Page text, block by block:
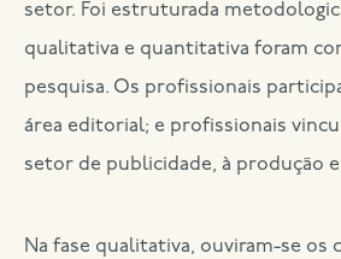
setor. Foi estruturada
qualitativa e quantitativa foram
pesquisa. Os profissionais
área editorial; e profissionais
setor de publicidade, à produção
Na fase qualitativa, ouviram-se